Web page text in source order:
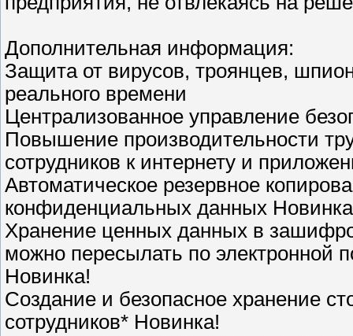
Дополнительная информация:
Защита от вирусов, троянцев,
реального времени
Централизованное управление
Повышение производительности
сотрудников к интернету и
Автоматическое резервное
конфиденциальных данных
Хранение ценных данных в
можно пересылать по электронной
Новинка!
Создание и безопасное хранение
сотрудников* Новинка!